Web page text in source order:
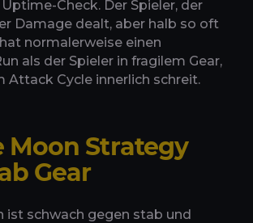
Check. Der Spieler, der
Damage dealt, aber halb so oft
normalerweise einen
als der Spieler in fragilem Gear,
Attack Cycle innerlich schreit.
Moon Strategy
Gear
ist schwach gegen stab und